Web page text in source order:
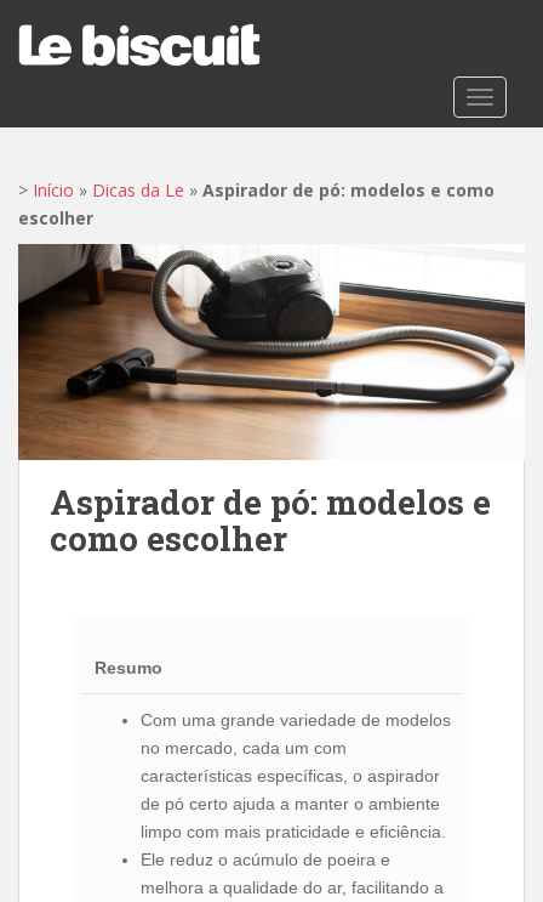
t
> Início » Dicas da Le » Aspirador de pó: modelos e como
escolher
Aspirador de pó: modelos e
como escolher
Resumo
Com uma grande variedade de modelos
no mercado, cada um com
características específicas, o aspirador
de pó certo ajuda a manter o ambiente
limpo com mais praticidade e eficiência.
Ele reduz o acúmulo de poeira e
melhora a qualidade do ar, facilitando a